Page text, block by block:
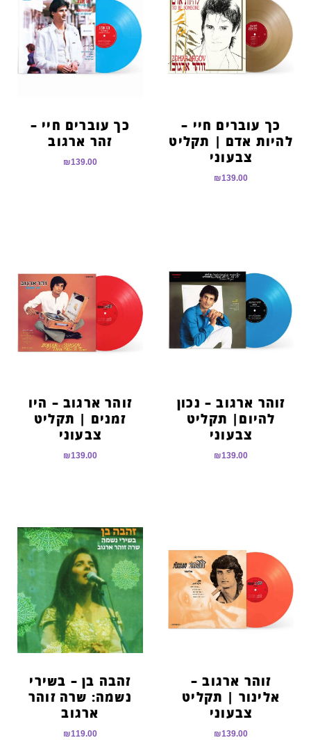
format_underlined הוסף קו תחתון לקישורים
סמן קישורים
לאפס
cached
כך עוברים חיי –
להיות אדם | תקליט
צבעוני
₪139.00
כך עוברים חיי –
זהר ארגוב
₪139.00
זוהר ארגוב – נכון
להיום| תקליט
צבעוני
₪139.00
זוהר ארגוב – היו
זמנים | תקליט
צבעוני
₪139.00
זוהר ארגוב –
אלינור | תקליט
צבעוני
₪139.00
זהבה בן – בשירי
נשמה: שרה זוהר
ארגוב
₪119.00